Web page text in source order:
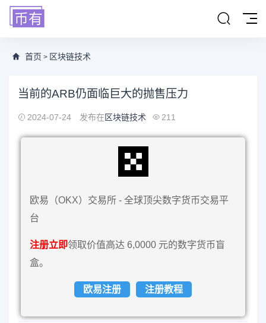
首页 > 区块链技术
当前的ARB仍面临巨大的抛售压力
2024-07-24 发布在区块链技术 211
欧易（OKX）交易所 - 全球顶尖数字货币交易平
台
注册立即领取价值高达 6,0000 元的数字货币盲
盒。
欧易注册 注册教程